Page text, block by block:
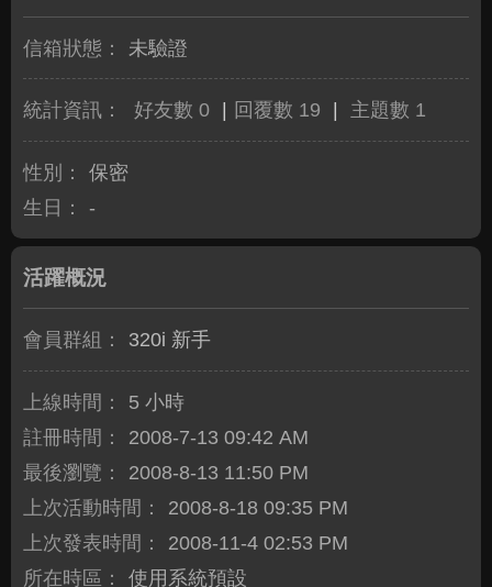
信箱狀態： 未驗證
統計資訊： 好友數 0 回覆數 19 主題數 1
性別：
保密
生日：
-
活躍概況
會員群組： 320i 新手
上線時間：
5 小時
註冊時間：
2008-7-13 09:42 AM
最後瀏覽：
2008-8-13 11:50 PM
上次活動時間：
2008-8-18 09:35 PM
上次發表時間：
2008-11-4 02:53 PM
所在時區：
使用系統預設